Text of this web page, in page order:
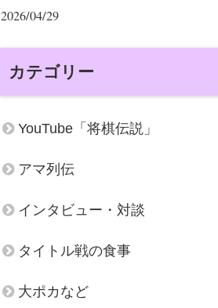
2026/04/29
カテゴリー
YouTube「将棋伝説」
アマ列伝
インタビュー・対談
タイトル戦の食事
大ポカなど